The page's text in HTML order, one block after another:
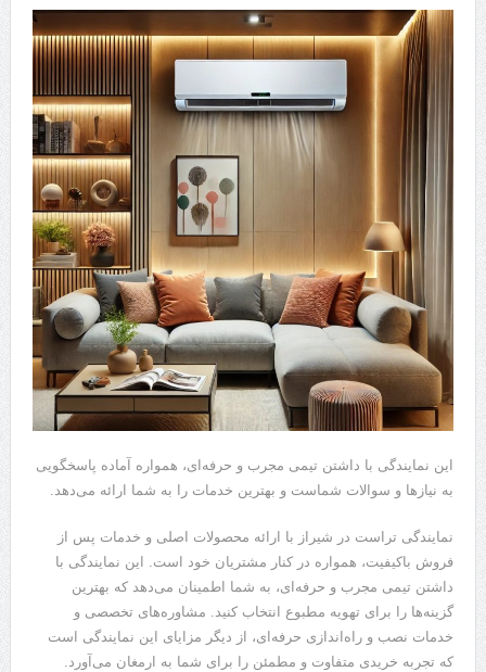
این نمایندگی با داشتن تیمی مجرب و حرفه‌ای، همواره آماده پاسخگویی
به نیازها و سوالات شماست و بهترین خدمات را به شما ارائه می‌دهد.
نمایندگی تراست در شیراز با ارائه محصولات اصلی و خدمات پس از
فروش باکیفیت، همواره در کنار مشتریان خود است. این نمایندگی با
داشتن تیمی مجرب و حرفه‌ای، به شما اطمینان می‌دهد که بهترین
گزینه‌ها را برای تهویه مطبوع انتخاب کنید. مشاوره‌های تخصصی و
خدمات نصب و راه‌اندازی حرفه‌ای، از دیگر مزایای این نمایندگی است
که تجربه خریدی متفاوت و مطمئن را برای شما به ارمغان می‌آورد.